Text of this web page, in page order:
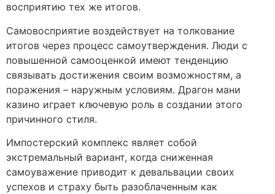
восприятию тех же итогов.
Самовосприятие воздействует на толкование
итогов через процесс самоутверждения. Люди с
повышенной самооценкой имеют тенденцию
связывать достижения своим возможностям, а
поражения – наружным условиям. Драгон мани
казино играет ключевую роль в создании этого
причинного стиля.
Импостерский комплекс являет собой
экстремальный вариант, когда сниженная
самоуважение приводит к девальвации своих
успехов и страху быть разоблаченным как